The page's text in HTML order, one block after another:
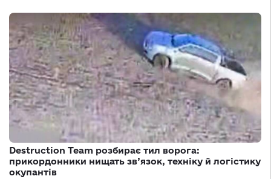
Destruction Team розбирає тил ворога:
прикордонники нищать зв’язок, техніку й логістику
окупантів